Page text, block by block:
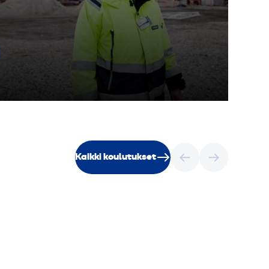
Kaikki koulutukset